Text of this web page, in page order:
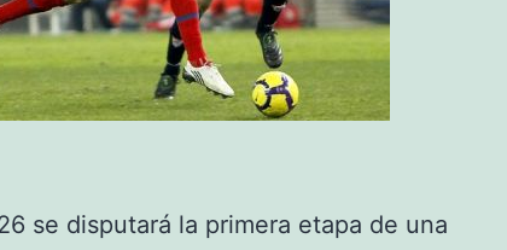
se disputará la primera etapa de una